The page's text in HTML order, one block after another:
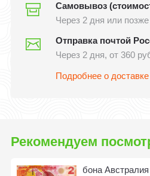
Самовывоз
Через 2 дня или позже
Отправка почтой
Через 2 дня, от 360
Подробнее о доставке
Рекомендуем
бона